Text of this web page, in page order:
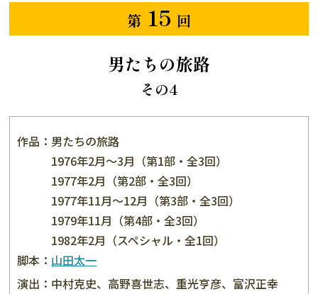
第 15 回
男たちの旅路
その4
作品： 男たちの旅路
1976年2月〜3月（第1部・全3回）
1977年2月（第2部・全3回）
1977年11月〜12月（第3部・全3回）
1979年11月（第4部・全3回）
1982年2月（スペシャル・全1回）
脚本： 山田太一
演出： 中村克史、高野喜世志、重光亨彦、富沢正幸